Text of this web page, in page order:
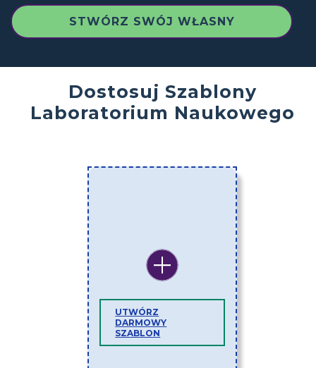
STWÓRZ SWÓJ WŁASNY
Dostosuj Szablony
Laboratorium Naukowego
UTWÓRZ
DARMOWY
SZABLON